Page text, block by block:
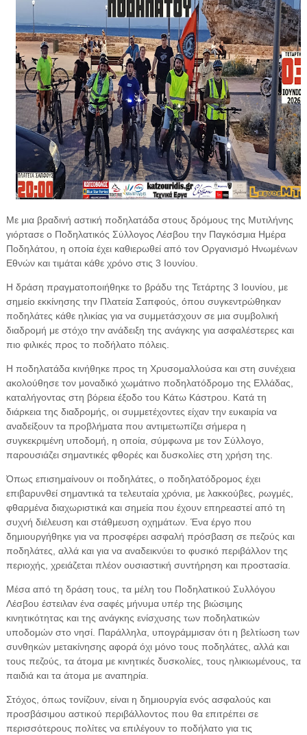
Με μια βραδινή αστική ποδηλατάδα στους δρόμους της Μυτιλήνης
γιόρτασε ο Ποδηλατικός Σύλλογος Λέσβου την Παγκόσμια Ημέρα
Ποδηλάτου, η οποία έχει καθιερωθεί από τον Οργανισμό Ηνωμένων
Εθνών και τιμάται κάθε χρόνο στις 3 Ιουνίου.
Η δράση πραγματοποιήθηκε το βράδυ της Τετάρτης 3 Ιουνίου, με
σημείο εκκίνησης την Πλατεία Σαπφούς, όπου συγκεντρώθηκαν
ποδηλάτες κάθε ηλικίας για να συμμετάσχουν σε μια συμβολική
διαδρομή με στόχο την ανάδειξη της ανάγκης για ασφαλέστερες και
πιο φιλικές προς το ποδήλατο πόλεις.
Η ποδηλατάδα κινήθηκε προς τη Χρυσομαλλούσα και στη συνέχεια
ακολούθησε τον μοναδικό χωμάτινο ποδηλατόδρομο της Ελλάδας,
καταλήγοντας στη βόρεια έξοδο του Κάτω Κάστρου. Κατά τη
διάρκεια της διαδρομής, οι συμμετέχοντες είχαν την ευκαιρία να
αναδείξουν τα προβλήματα που αντιμετωπίζει σήμερα η
συγκεκριμένη υποδομή, η οποία, σύμφωνα με τον Σύλλογο,
παρουσιάζει σημαντικές φθορές και δυσκολίες στη χρήση της.
Όπως επισημαίνουν οι ποδηλάτες, ο ποδηλατόδρομος έχει
επιβαρυνθεί σημαντικά τα τελευταία χρόνια, με λακκούβες, ρωγμές,
φθαρμένα διαχωριστικά και σημεία που έχουν επηρεαστεί από τη
συχνή διέλευση και στάθμευση οχημάτων. Ένα έργο που
δημιουργήθηκε για να προσφέρει ασφαλή πρόσβαση σε πεζούς και
ποδηλάτες, αλλά και για να αναδεικνύει το φυσικό περιβάλλον της
περιοχής, χρειάζεται πλέον ουσιαστική συντήρηση και προστασία.
Μέσα από τη δράση τους, τα μέλη του Ποδηλατικού Συλλόγου
Λέσβου έστειλαν ένα σαφές μήνυμα υπέρ της βιώσιμης
κινητικότητας και της ανάγκης ενίσχυσης των ποδηλατικών
υποδομών στο νησί. Παράλληλα, υπογράμμισαν ότι η βελτίωση των
συνθηκών μετακίνησης αφορά όχι μόνο τους ποδηλάτες, αλλά και
τους πεζούς, τα άτομα με κινητικές δυσκολίες, τους ηλικιωμένους, τα
παιδιά και τα άτομα με αναπηρία.
Στόχος, όπως τονίζουν, είναι η δημιουργία ενός ασφαλούς και
προσβάσιμου αστικού περιβάλλοντος που θα επιτρέπει σε
περισσότερους πολίτες να επιλέγουν το ποδήλατο για τις